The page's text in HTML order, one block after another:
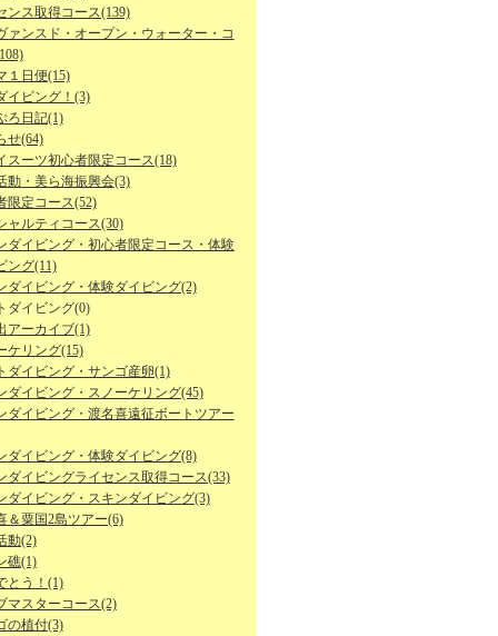
ンス取得コース(139)
ァンスド・オープン・ウォーター・コ
１日便(15)
イビング！(3)
ろ日記(1)
せ(64)
スーツ初心者限定コース(18)
動・美ら海振興会(3)
限定コース(52)
ャルティコース(30)
ダイビング・初心者限定コース・体験
ング(11)
ダイビング・体験ダイビング(2)
ダイビング(0)
アーカイブ(1)
ケリング(15)
ダイビング・サンゴ産卵(1)
ダイビング・スノーケリング(45)
ダイビング・渡名喜遠征ボートツアー
ダイビング・体験ダイビング(8)
ダイビングライセンス取得コース(33)
ダイビング・スキンダイビング(3)
＆粟国2島ツアー(6)
動(2)
礁(1)
とう！(1)
マスターコース(2)
の植付(3)